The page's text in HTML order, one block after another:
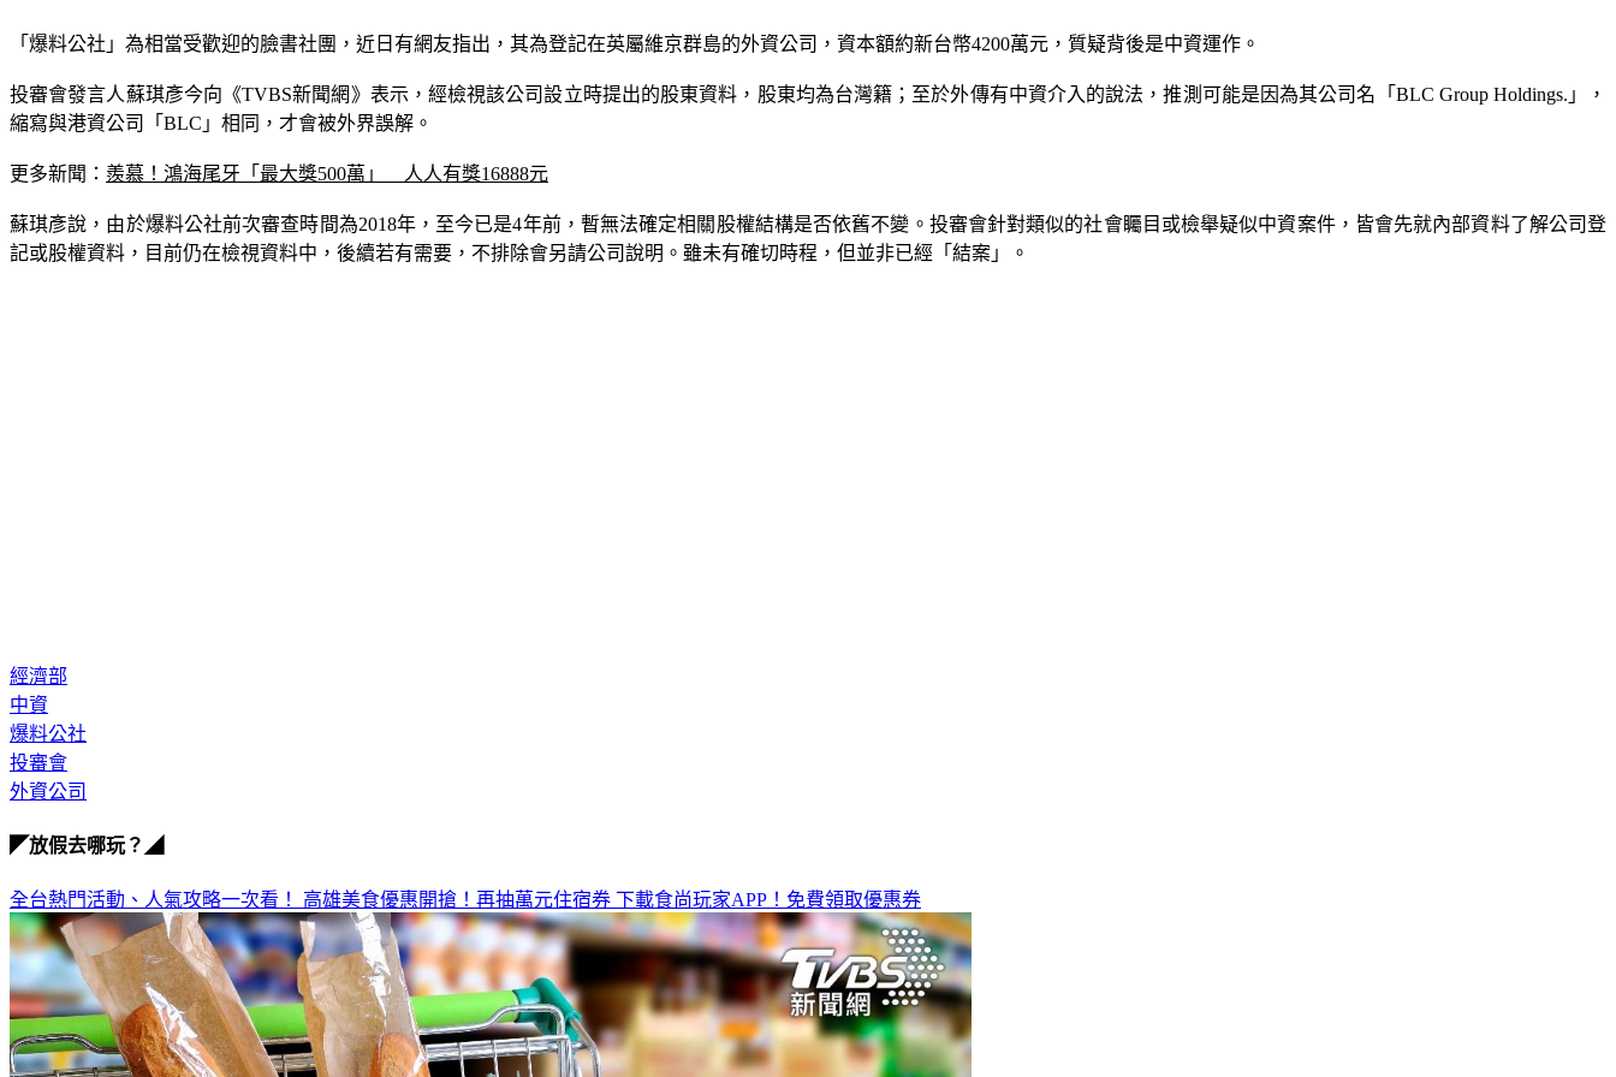
「爆料公社」為相當受歡迎的臉書社團，近日有網友指出，其為登記在英屬維京群島的外資公司，資本額約新台幣4200萬元，質疑背後是中資運作。
投審會發言人蘇琪彥今向《TVBS新聞網》表示，經檢視該公司設立時提出的股東資料，股東均為台灣籍；至於外傳有中資介入的說法，推測可能是因為其公司名「BLC Group Holdings.」，
縮寫與港資公司「BLC」相同，才會被外界誤解。
更多新聞： 羨慕！鴻海尾牙「最大獎500萬」　人人有獎16888元
蘇琪彥說，由於爆料公社前次審查時間為2018年，至今已是4年前，暫無法確定相關股權結構是否依舊不變。投審會針對類似的社會矚目或檢舉疑似中資案件，皆會先就內部資料了解公司登
記或股權資料，目前仍在檢視資料中，後續若有需要，不排除會另請公司說明。雖未有確切時程，但並非已經「結案」。
經濟部
中資
爆料公社
投審會
外資公司
◤放假去哪玩？◢
全台熱門活動、人氣攻略一次看！ 高雄美食優惠開搶！再抽萬元住宿券 下載食尚玩家APP！免費領取優惠券